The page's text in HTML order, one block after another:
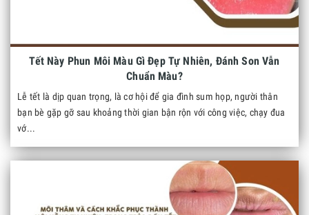
Tết Này Phun Môi Màu Gì Đẹp Tự Nhiên, Đánh Son Vẫn
Chuẩn Màu?
Lễ tết là dịp quan trọng, là cơ hội để gia đình sum họp, người thân
bạn bè gặp gỡ sau khoảng thời gian bận rộn với công việc, chạy đua
vớ...